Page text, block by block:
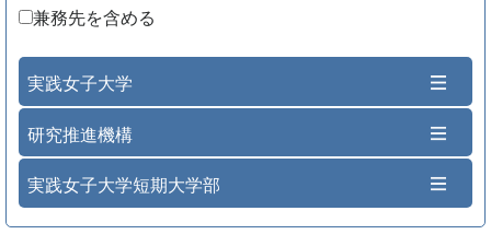
兼務先を含める
実践女子大学
研究推進機構
実践女子大学短期大学部